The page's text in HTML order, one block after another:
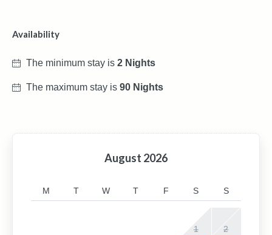
Availability
The minimum stay is 2 Nights
The maximum stay is 90 Nights
August 2026
M T W T F S S
1 2